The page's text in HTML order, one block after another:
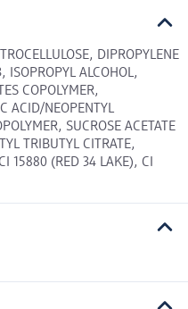
DIPROPYLENE
ISOPROPYL ALCOHOL,
COPOLYMER,
ACID/NEOPENTYL
SUCROSE ACETATE
TRIBUTYL CITRATE,
15880 (RED 34 LAKE), CI